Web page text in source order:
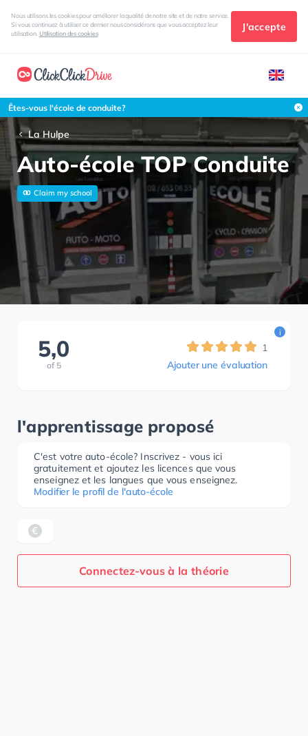
Nous utilisons les cookies pour améliorer la qualité de notre site et de notre service.
Si vous continuez à utiliser ce dernier nous considérons que vous acceptez leur
utilisation. Utilisation des cookies
J'accepte
Êtes-vous l'école de conduite?
La Hulpe
Auto-école TOP Conduite
Claim my school
5,0
of 5
1
Ajouter une évaluation
i
l'apprentissage proposé
C'est votre auto-école? Inscrivez - vous ici
gratuitement et ajoutez les licences que vous
enseignez et les langues que vous enseignez.
Modifier le profil de l'auto-école
Connectez-vous à la théorie